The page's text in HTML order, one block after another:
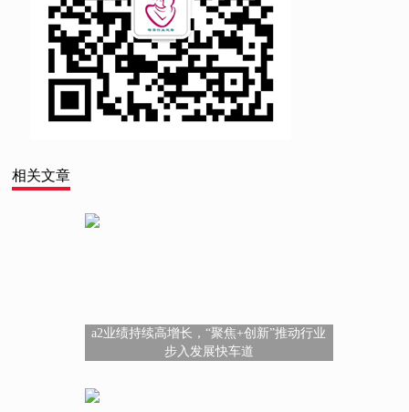
相关文章
a2业绩持续高增长，“聚焦+创新”推动行业
步入发展快车道